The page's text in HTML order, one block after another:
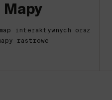
Mapy
map interaktywnych oraz
rastrowe